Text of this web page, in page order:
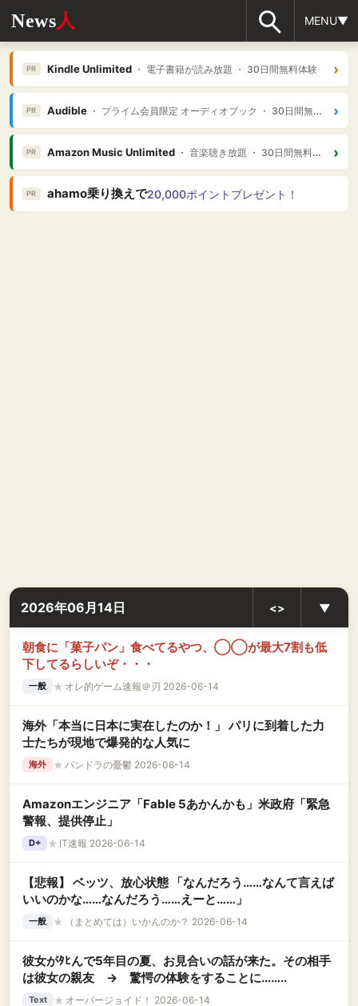
News人 MENU▼
PR Kindle Unlimited・ 電子書籍が読み放題 ・ 30日間無料体験 ›
PR Audible・ プライム会員限定 オーディオブック ・ 30日間無料体験 ›
PR Amazon Music Unlimited・ 音楽聴き放題 ・ 30日間無料体験 ›
PR ahamo乗り換えで20,000ポイントプレゼント！
2026年06月14日 <> ▼
朝食に「菓子パン」食べてるやつ、◯◯が最大7割も低
下してるらしいぞ・・・
一般 ★ オレ的ゲーム速報＠刃 2026-06-14
海外「本当に日本に実在したのか！」 パリに到着した力
士たちが現地で爆発的な人気に
海外 ★ パンドラの憂鬱 2026-06-14
Amazonエンジニア「Fable 5あかんかも」米政府「緊急
警報、提供停止」
D+ ★ IT速報 2026-06-14
【悲報】 ベッツ、放心状態 「なんだろう……なんて言えば
いいのかな……なんだろう……えーと……」
一般 ★ （まとめては）いかんのか？ 2026-06-14
彼女がﾀﾋんで5年目の夏、お見合いの話が来た。その相手
は彼女の親友 → 驚愕の体験をすることに……..
Text ★ オーバージョイド！ 2026-06-14